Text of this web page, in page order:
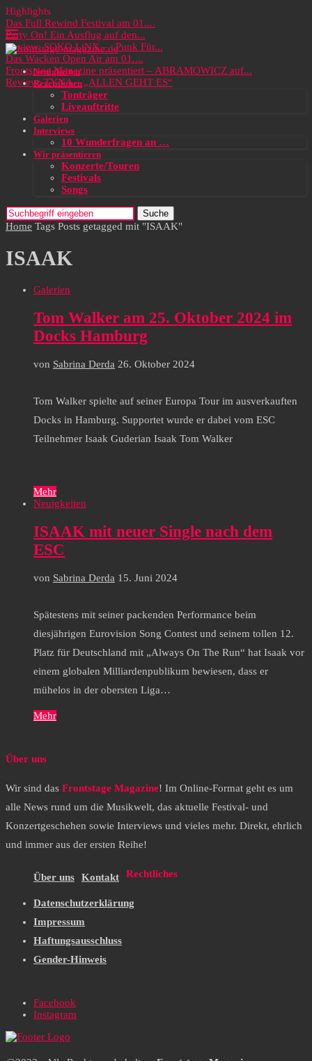
Highlights
Das Full Rewind Festival am 01....
Party On! Ein Ausflug auf den...
Review: SOKO LiNX – „Punk Für...
Das Wacken Open Air am 01....
Frontstage Magazine präsentiert – ABRAMOWICZ auf...
Review: TYNA – „ALLEN GEHT ES“
Neuigkeiten
Rezensionen
Tonträger
Liveauftritte
Galerien
Interviews
10 Wunderfragen an …
Wir präsentieren
Konzerte/Touren
Festivals
Songs
Suche
Home Tags Posts getagged mit "ISAAK"
ISAAK
Galerien
Tom Walker am 25. Oktober 2024 im
Docks Hamburg
von Sabrina Derda 26. Oktober 2024
Tom Walker spielte auf seiner Europa Tour im ausverkauften
Docks in Hamburg. Supportet wurde er dabei vom ESC
Teilnehmer Isaak Guderian Isaak Tom Walker
Mehr
Neuigkeiten
ISAAK mit neuer Single nach dem
ESC
von Sabrina Derda 15. Juni 2024
Spätestens mit seiner packenden Performance beim
diesjährigen Eurovision Song Contest und seinem tollen 12.
Platz für Deutschland mit „Always On The Run“ hat Isaak vor
einem globalen Milliardenpublikum bewiesen, dass er
mühelos in der obersten Liga…
Mehr
Über uns
Wir sind das Frontstage Magazine! Im Online-Format geht es um
alle News rund um die Musikwelt, das aktuelle Festival- und
Konzertgeschehen sowie Interviews und vieles mehr. Direkt, ehrlich
und immer aus der ersten Reihe!
Über uns Kontakt Rechtliches
Datenschutzerklärung
Impressum
Haftungsausschluss
Gender-Hinweis
Facebook
Instagram